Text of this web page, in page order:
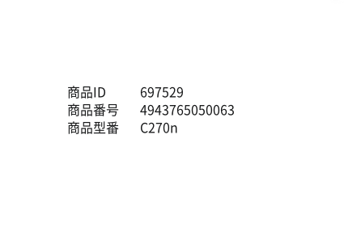
商品ID
697529
商品番号
4943765050063
商品型番
C270n